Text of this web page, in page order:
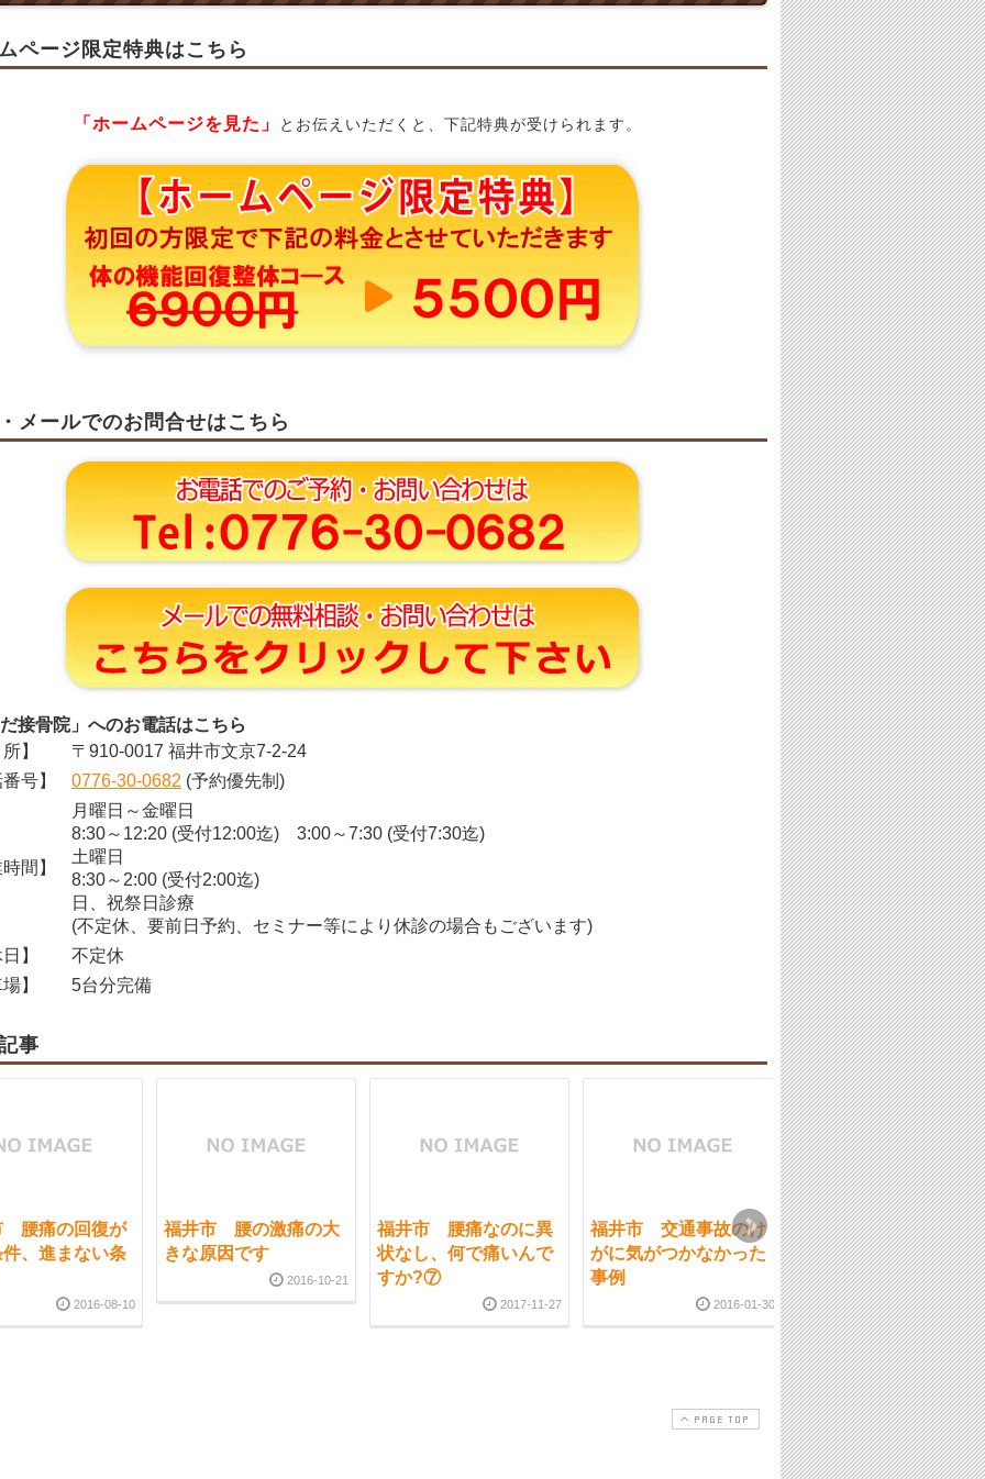
ページ限定特典はこちら
「ホームページを見た」 とお伝えいただくと、下記特典が受けられます。
メールでのお問合せはこちら
だ接骨院」へのお電話はこちら
】
〒910-0017 福井市文京7-2-24
号】
0776-30-0682 (予約優先制)
間】
月曜日～金曜日
8:30～12:20 (受付12:00迄) 3:00～7:30 (受付7:30迄)
土曜日
8:30～2:00 (受付2:00迄)
日、祝祭日診療
(不定休、要前日予約、セミナー等により休診の場合もございます)
】
不定休
】
5台分完備
事
腰痛の回復が
、進まない条
2016-08-10
福井市 腰の激痛の大
きな原因です
2016-10-21
福井市 腰痛なのに異
状なし、何で痛いんで
すか?⑦
2017-11-27
福井市 交通事故のけ
がに気がつかなかった
事例
2016-01-30
福井市 腰痛治療と大
切な事
2020-02-
PAGE TOP